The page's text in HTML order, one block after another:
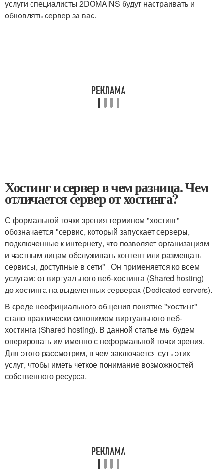
услуги специалисты 2DOMAINS будут настраивать и
обновлять сервер за вас.
Хостинг и сервер в чем разница. Чем
отличается сервер от хостинга?
С формальной точки зрения термином "хостинг"
обозначается "сервис, который запускает серверы,
подключенные к интернету, что позволяет организациям
и частным лицам обслуживать контент или размещать
сервисы, доступные в сети" . Он применяется ко всем
услугам: от виртуального веб-хостинга (Shared hosting)
до хостинга на выделенных серверах (Dedicated servers).
В среде неофициального общения понятие "хостинг"
стало практически синонимом виртуального веб-
хостинга (Shared hosting). В данной статье мы будем
оперировать им именно с неформальной точки зрения.
Для этого рассмотрим, в чем заключается суть этих
услуг, чтобы иметь четкое понимание возможностей
собственного ресурса.